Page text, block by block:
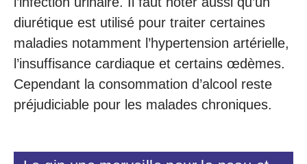
diurétique est utilisé pour traiter certaines
maladies notamment l’hypertension artérielle,
l’insuffisance cardiaque et certains œdèmes.
Cependant la consommation d’alcool reste
préjudiciable pour les malades chroniques.